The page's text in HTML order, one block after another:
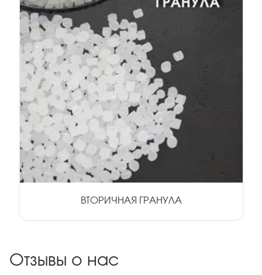
ВТОРИЧНАЯ ГРАНУЛА
Отзывы о нас